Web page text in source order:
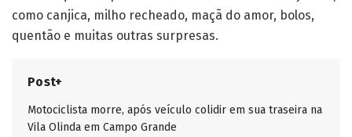
como canjica, milho recheado, maçã do amor, bolos,
quentão e muitas outras surpresas.
Post+
Motociclista morre, após veículo colidir em sua traseira na
Vila Olinda em Campo Grande